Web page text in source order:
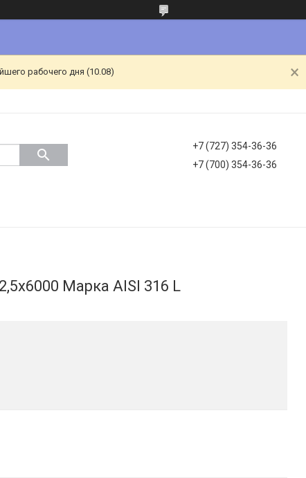
рабочего дня (10.08)
+7 (727) 354-36-36
+7 (700) 354-36-36
Марка AISI 316 L